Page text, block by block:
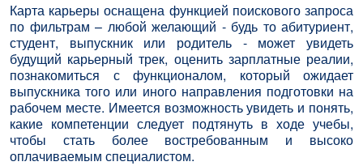
Карта карьеры оснащена функцией поискового запроса
по фильтрам – любой желающий - будь то абитуриент,
студент, выпускник или родитель - может увидеть
будущий карьерный трек, оценить зарплатные реалии,
познакомиться с функционалом, который ожидает
выпускника того или иного направления подготовки на
рабочем месте. Имеется возможность увидеть и понять,
какие компетенции следует подтянуть в ходе учебы,
чтобы стать более востребованным и высоко
оплачиваемым специалистом.